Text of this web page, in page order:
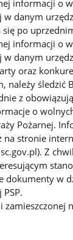
informacji o
w danym
po
informacji o
w danym
oraz
należy śledzić
z
o
Pożarnej.
na stronie
Z
dokumenty w